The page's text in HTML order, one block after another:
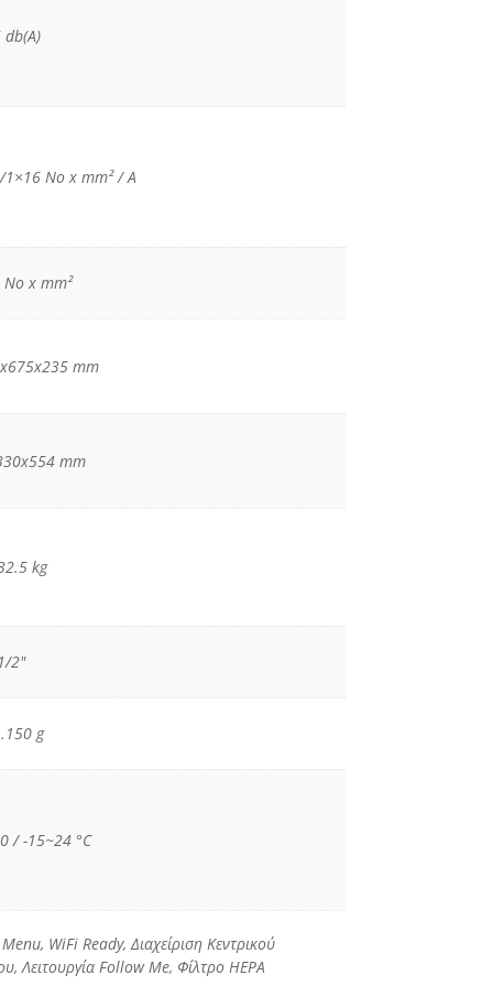
No x mm² / Α
x mm²
mm
mm
kg
2"
g
/ -15~24 °C
WiFi Ready, Διαχείριση Κεντρικού
Λειτουργία Follow Me, Φίλτρο HEPA